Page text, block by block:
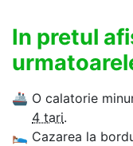
In pretul
🚢 O calatorie
4 tari.
🛌 Cazarea la